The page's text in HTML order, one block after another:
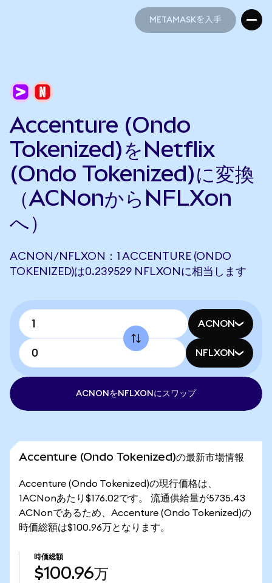
METAMASKを入手
Accenture (Ondo
Tokenized)をNetflix
(Ondo Tokenized)に変換
（ACNonからNFLXon
へ）
ACNON/NFLXON：1 ACCENTURE (ONDO
TOKENIZED)は0.239529 NFLXONに相当します
ACNON
NFLXON
ACNONをNFLXONにスワップ
Accenture (Ondo Tokenized)の最新市場情報
Accenture (Ondo Tokenized)の現行価格は、
1ACNonあたり$176.02です。 流通供給量が5735.43
ACNonであるため、Accenture (Ondo Tokenized)の
時価総額は$100.96万となります。
時価総額
$100.96万